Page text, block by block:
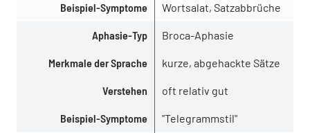
Beispiel-Symptome Wortsalat, Satzabbrüche
Aphasie-Typ Broca-Aphasie
Merkmale der Sprache kurze, abgehackte Sätze
Verstehen oft relativ gut
Beispiel-Symptome "Telegrammstil"